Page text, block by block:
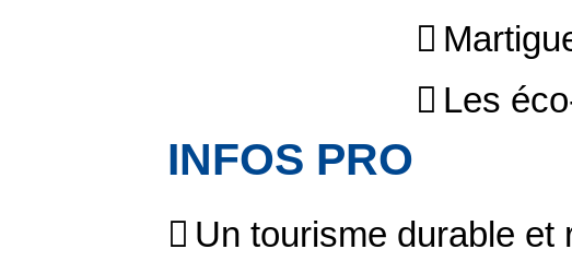
Les
INFOS PRO
Un tourisme durable et